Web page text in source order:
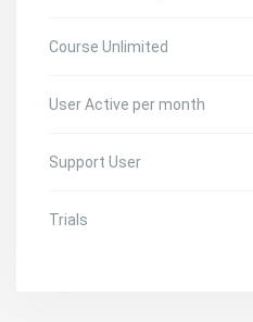
Course Unlimited
User Active per month
Support User
Trials